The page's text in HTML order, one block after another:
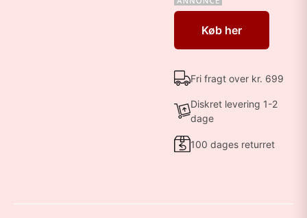
Køb her
Fri fragt over kr. 699
Diskret levering 1-2
dage
100 dages returret